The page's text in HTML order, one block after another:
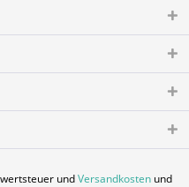
undVersandkostenund